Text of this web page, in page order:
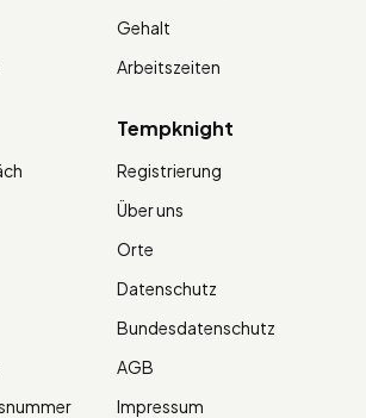
Gehalt
Arbeitszeiten
Tempknight
Registrierung
Über uns
Orte
Datenschutz
Bundesdatenschutz
AGB
Impressum